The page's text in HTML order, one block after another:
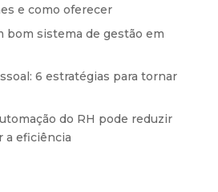
e como oferecer
bom sistema de gestão em
6 estratégias para tornar
do RH pode reduzir
a eficiência